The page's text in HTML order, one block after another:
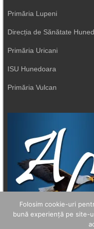
Primăria Lupeni
Direcția de Sănătate
Primăria Uricani
ISU Hunedoara
Primăria Vulcan
Folosim cookie-uri
bună experiență pe site-